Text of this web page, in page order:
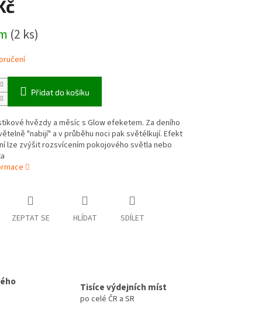
(2 ks)
Přidat do košíku
hvězdy a měsíc s Glow efeketem. Za deního
"nabijí" a v průběhu noci pak světélkují. Efekt
lze zvýšit rozsvícením pokojového světla nebo
ZEPTAT SE HLÍDAT SDÍLET
Tisíce výdejních míst
po celé ČR a SR